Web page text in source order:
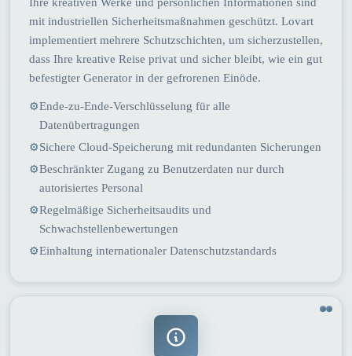
mit industriellen Sicherheitsmaßnahmen geschützt. Lovart
implementiert mehrere Schutzschichten, um sicherzustellen,
dass Ihre kreative Reise privat und sicher bleibt, wie ein gut
befestigter Generator in der gefrorenen Einöde.
⚙Ende-zu-Ende-Verschlüsselung für alle
Datenübertragungen
⚙ Sichere Cloud-Speicherung mit redundanten Sicherungen
⚙Beschränkter Zugang zu Benutzerdaten nur durch
autorisiertes Personal
⚙Regelmäßige Sicherheitsaudits und
Schwachstellenbewertungen
⚙Einhaltung internationaler Datenschutzstandards